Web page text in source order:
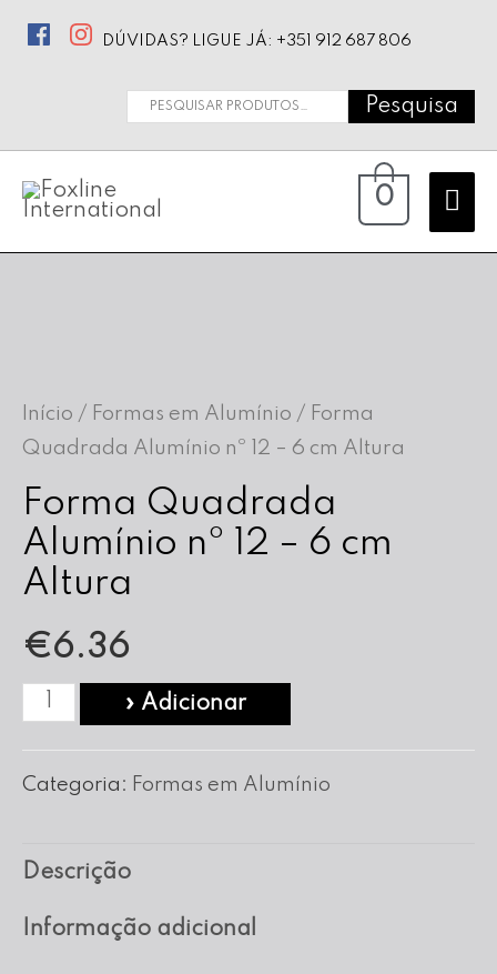
DÚVIDAS? LIGUE JÁ: +351 912 687 806
Pesquisar
Pesquisa
0
Início / Formas em Alumínio / Forma
Quadrada Alumínio nº 12 – 6 cm Altura
Forma Quadrada
Alumínio nº 12 – 6 cm
Altura
€6.36
Quantidade
Forma
nº
12
» Adicionar
Categoria: Formas em Alumínio
Descrição
Informação adicional